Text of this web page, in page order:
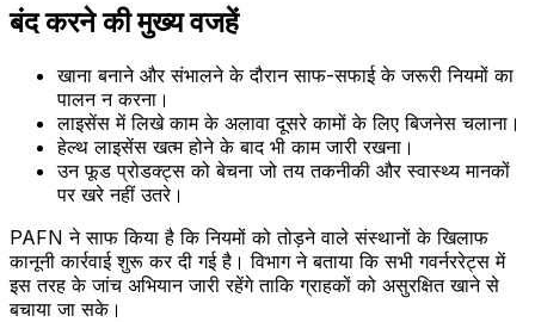
बंद करने की मुख्य वजहें
खाना बनाने और संभालने के दौरान साफ-सफाई के जरूरी नियमों का
पालन न करना।
लाइसेंस में लिखे काम के अलावा दूसरे कामों के लिए बिजनेस चलाना।
हेल्थ लाइसेंस खत्म होने के बाद भी काम जारी रखना।
उन फूड प्रोडक्ट्स को बेचना जो तय तकनीकी और स्वास्थ्य मानकों
पर खरे नहीं उतरे।
PAFN ने साफ किया है कि नियमों को तोड़ने वाले संस्थानों के खिलाफ
कानूनी कार्रवाई शुरू कर दी गई है। विभाग ने बताया कि सभी गवर्नररेट्स में
इस तरह के जांच अभियान जारी रहेंगे ताकि ग्राहकों को असुरक्षित खाने से
बचाया जा सके।